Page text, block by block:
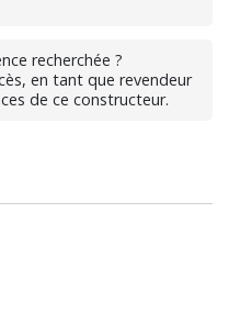
recherchée ?
en tant que revendeur
de ce constructeur.